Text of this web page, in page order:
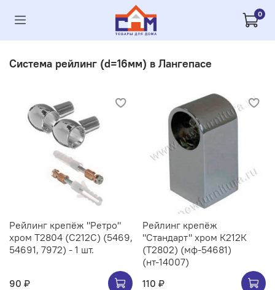
0
Система рейлинг (d=16мм) в Лангепасе
Рейлинг крепёж "Ретро"
хром Т2804 (С212C) (5469,
54691, 7972) - 1 шт.
90 ₽
Рейлинг крепёж
"Стандарт" хром К212К
(Т2802) (мф-54681)
(нт-14007)
110 ₽